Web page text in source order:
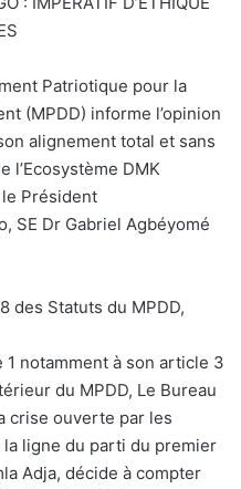
Patriotique pour la
(MPDD) informe l’opinion
alignement total et sans
l’Ecosystème DMK
Président
SE Dr Gabriel Agbéyomé
des Statuts du MPDD,
notamment à son article 3
du MPDD, Le Bureau
crise ouverte par les
ligne du parti du premier
Adja, décide à compter